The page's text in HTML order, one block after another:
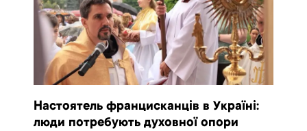
Настоятель францисканців в Україні:
люди потребують духовної опори